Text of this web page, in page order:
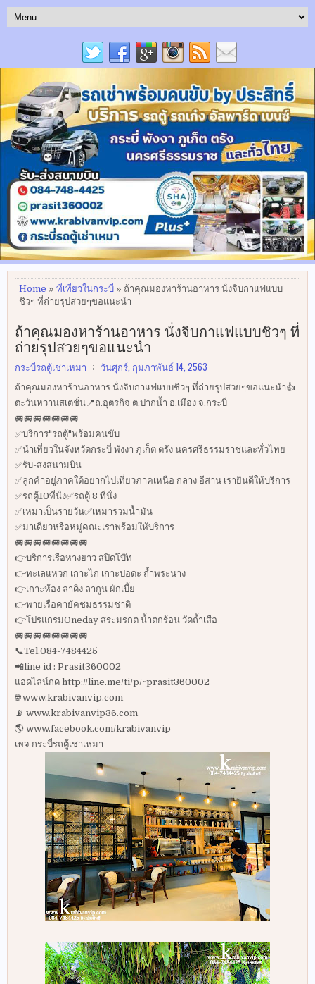
Home » ที่เที่ยวในกระบี่ » ถ้าคุณมองหาร้านอาหาร นั่งจิบกาแฟแบบ
ชิวๆ ที่ถ่ายรุปสวยๆขอแนะนำ
ถ้าคุณมองหาร้านอาหาร นั่งจิบกาแฟแบบชิวๆ ที่
ถ่ายรุปสวยๆขอแนะนำ
กระบี่รถตู้เช่าเหมา วันศุกร์, กุมภาพันธ์ 14, 2563
ถ้าคุณมองหาร้านอาหาร นั่งจิบกาแฟแบบชิวๆ ที่ถ่ายรุปสวยๆขอแนะนำ👍
ตะวันหวานสเตชั่น📍ถ.อุตรกิจ ต.ปากน้ำ อ.เมือง จ.กระบี่
🚐🚐🚐🚐🚐🚐🚐
✅บริการ"รถตู้"พร้อมคนขับ
✅นำเที่ยวในจังหวัดกระบี่ พังงา ภูเก็ต ตรัง นครศรีธรรมราชและทั่วไทย
✅รับ-ส่งสนามบิน
✅ลูกค้าอยู่ภาคใต้อยากไปเที่ยวภาคเหนือ กลาง อีสาน เรายินดีให้บริการ
✅รถตู้10ที่นั่ง✅รถตู้ 8 ที่นั่ง
✅เหมาเป็นรายวัน✅เหมารวมน้ำมัน
✅มาเดี่ยวหรือหมู่คณะเราพร้อมให้บริการ
🚐🚐🚐🚐🚐🚐🚐🚐
👉บริการเรือหางยาว สปีดโบ๊ท
👉ทะเลแหวก เกาะไก่ เกาะปอดะ ถ้ำพระนาง
👉เกาะห้อง ลาดิง ลากูน ผักเบี้ย
👉พายเรือคายัคชมธรรมชาติ
👉โปรแกรมOneday สระมรกต น้ำตกร้อน วัดถ้ำเสือ
🚐🚐🚐🚐🚐🚐🚐🚐
📞Tel.084-7484425
📲line id : Prasit360002
แอดไลน์กด http://line.me/ti/p/~prasit360002
🌐 www.krabivanvip.com
📡 www.krabivanvip36.com
🌎 www.facebook.com/krabivanvip
เพจ กระบี่รถตู้เช่าเหมา